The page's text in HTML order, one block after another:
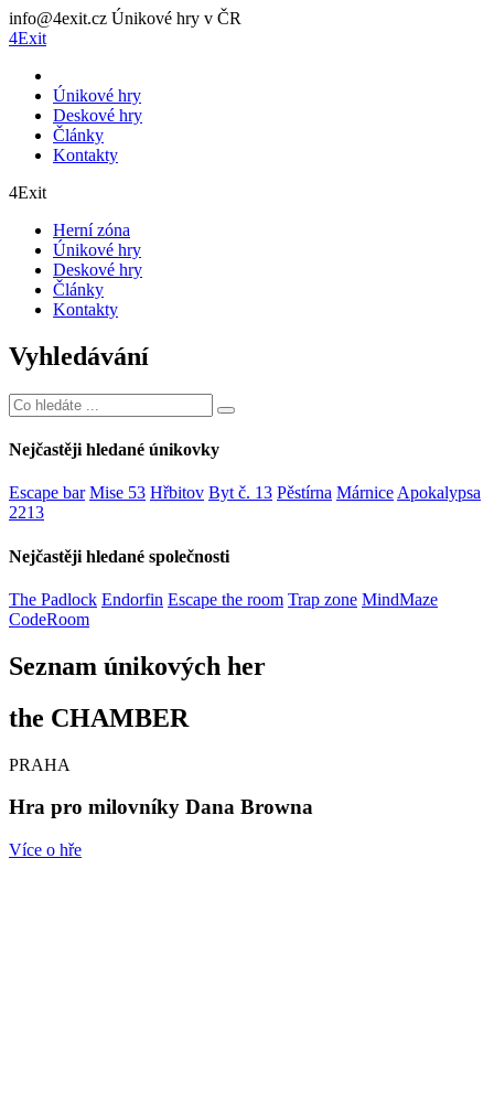
info@4exit.cz Únikové hry v ČR
4Exit
Únikové hry
Deskové hry
Články
Kontakty
4Exit
Herní zóna
Únikové hry
Deskové hry
Články
Kontakty
Vyhledávání
Nejčastěji hledané únikovky
Escape bar Mise 53 Hřbitov Byt č. 13 Pěstírna Márnice Apokalypsa
2213
Nejčastěji hledané společnosti
The Padlock Endorfin Escape the room Trap zone MindMaze
CodeRoom
Seznam únikových her
the CHAMBER
PRAHA
Hra pro milovníky Dana Browna
Více o hře